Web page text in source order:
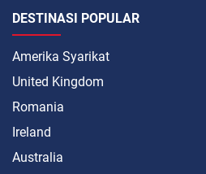
DESTINASI POPULAR
Amerika Syarikat
United Kingdom
Romania
Ireland
Australia